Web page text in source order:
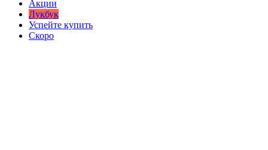
Акции
Лукбук
Успейте купить
Скоро